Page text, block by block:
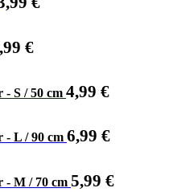
€
- S / 50 cm 4,99 €
- L / 90 cm 6,99 €
- M / 70 cm 5,99 €